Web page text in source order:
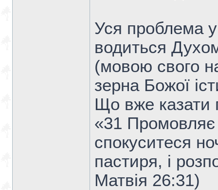
Уся проблема
водиться
(мовою свого
зерна Божої
Що вже казати
«31 Промовляє
спокуситеся
пастиря, і
Матвiя 26:31)